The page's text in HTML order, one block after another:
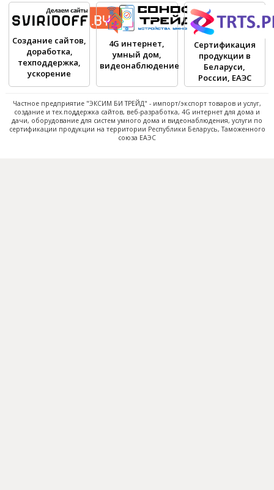
Создание сайтов,
доработка,
техподдержка,
ускорение
4G интернет,
умный дом,
видеонаблюдение
Сертификация
продукции в
Беларуси,
России, ЕАЭС
Частное предприятие "ЭКСИМ БИ ТРЕЙД" - импорт/экспорт товаров и услуг,
создание и тех.поддержка сайтов, веб-разработка, 4G интернет для дома и
дачи, оборудование для систем умного дома и видеонаблюдения, услуги по
сертификации продукции на территории Республики Беларусь, Таможенного
союза ЕАЭС